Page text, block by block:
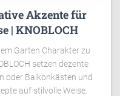
Akzente für
| KNOBLOCH
Garten Charakter zu
setzen dezente
oder Balkonkästen und
auf stilvolle Weise.